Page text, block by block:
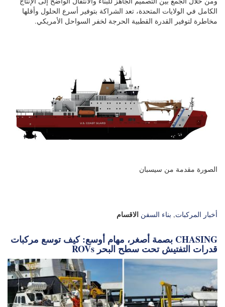
الصورة مقدمة من سيسبان